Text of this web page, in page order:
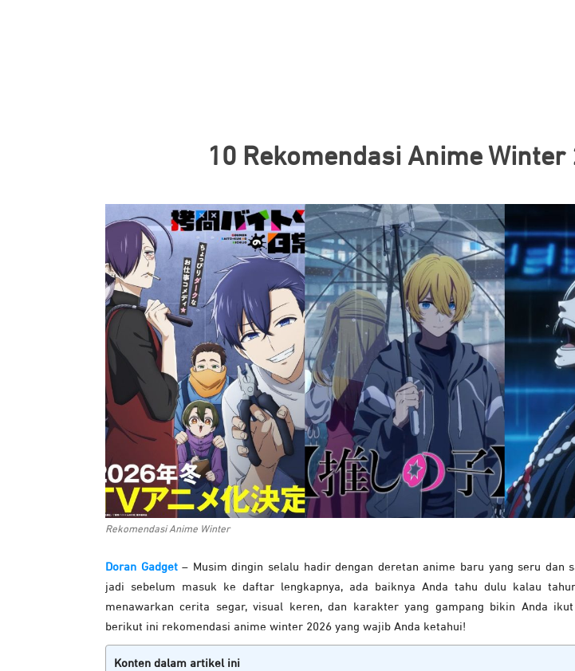
10 Rekomendasi Anime Winter
Rekomendasi Anime Winter
Doran Gadget – Musim dingin selalu hadir dengan deretan anime baru yang seru dan
jadi sebelum masuk ke daftar lengkapnya, ada baiknya Anda tahu dulu kalau
menawarkan cerita segar, visual keren, dan karakter yang gampang bikin Anda
berikut ini rekomendasi anime winter 2026 yang wajib Anda ketahui!
Konten dalam artikel ini